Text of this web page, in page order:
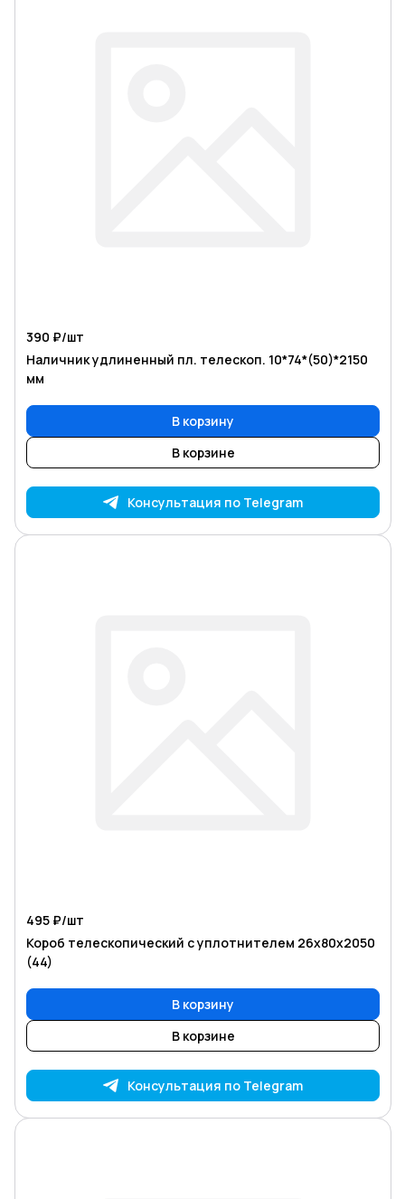
390 ₽/шт
Наличник удлиненный пл. телескоп. 10*74*(50)*2150
мм
В корзину
В корзине
Консультация по Telegram
495 ₽/шт
Короб телескопический с уплотнителем 26х80х2050
(44)
В корзину
В корзине
Консультация по Telegram